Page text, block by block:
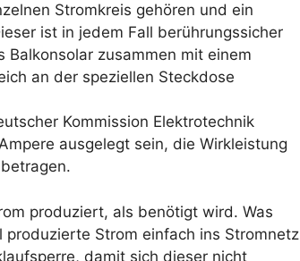
Stromkreis gehören und ein
ist in jedem Fall berührungssicher
zusammen mit einem
an der speziellen Steckdose
Kommission Elektrotechnik
ausgelegt sein, die Wirkleistung
produziert, als benötigt wird. Was
Strom einfach ins Stromnetz
damit sich dieser nicht